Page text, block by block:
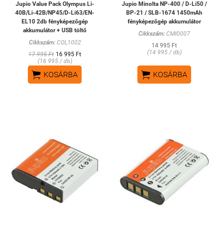
Jupio Value Pack Olympus Li-
40B/Li-42B/NP45/D-Li63/EN-
EL10 2db fényképezőgép
akkumulátor + USB töltő
Cikkszám:COL1002
17 995 Ft 16 995 Ft
(16 995 / db)
 KOSÁRBA
Jupio Minolta NP-400 / D-Li50 /
BP-21 / SLB-1674 1450mAh
fényképezőgép akkumulátor
Cikkszám: CMI0007
14 995 Ft
(14 995 / db)
 KOSÁRBA